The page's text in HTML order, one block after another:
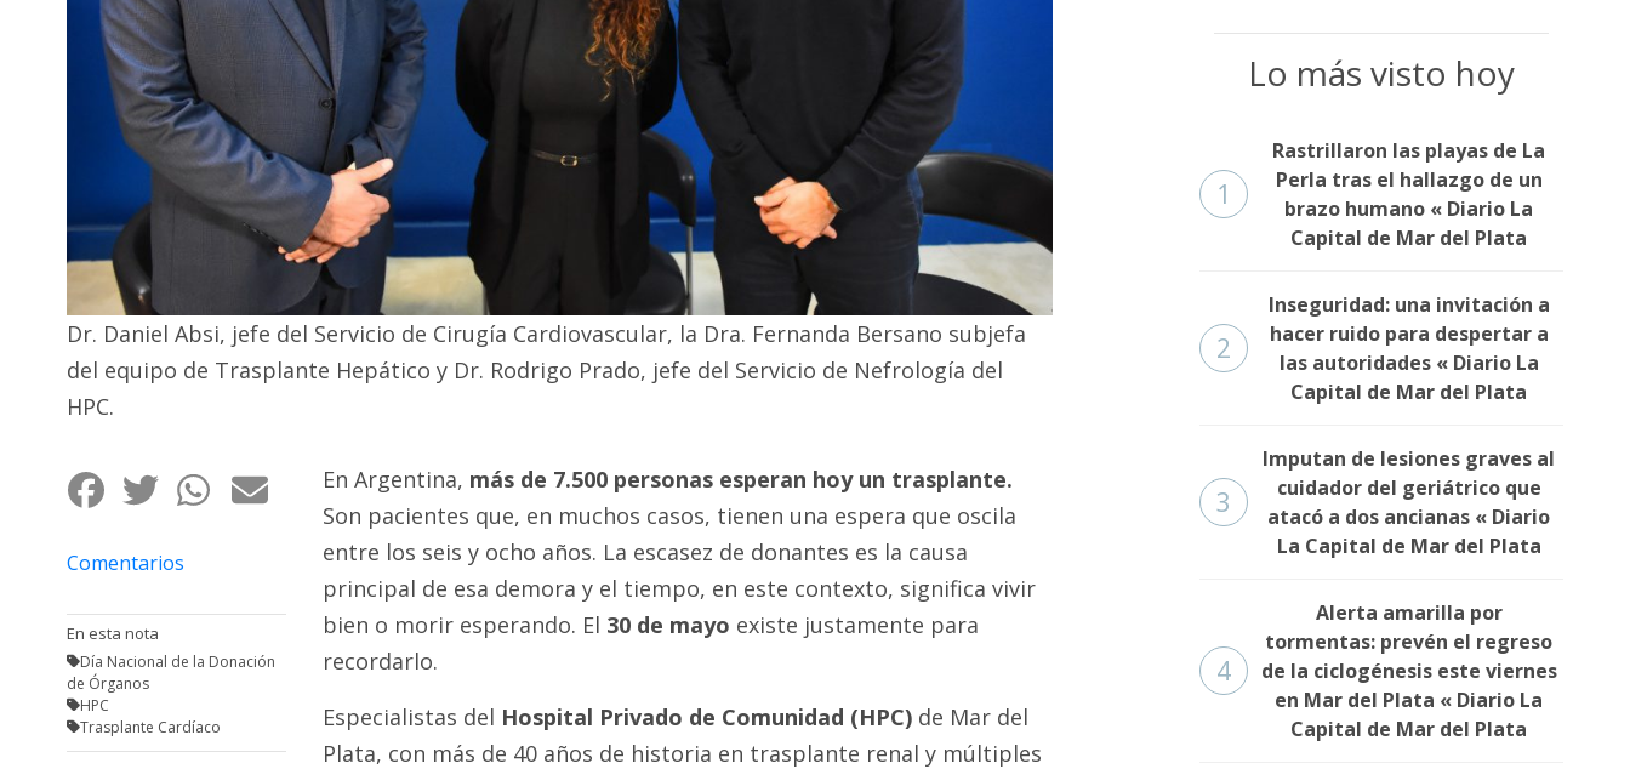
Clasificados
Dr. Daniel Absi, jefe del Servicio de Cirugía Cardiovascular, la Dra. Fernanda Bersano subjefa
del equipo de Trasplante Hepático y Dr. Rodrigo Prado, jefe del Servicio de Nefrología del
HPC.
Comentarios
En esta nota
Día Nacional de la Donación
de Órganos
HPC
Trasplante Cardíaco
En Argentina, más de 7.500 personas esperan hoy un trasplante.
Son pacientes que, en muchos casos, tienen una espera que oscila
entre los seis y ocho años. La escasez de donantes es la causa
principal de esa demora y el tiempo, en este contexto, significa vivir
bien o morir esperando. El 30 de mayo existe justamente para
recordarlo.
Especialistas del Hospital Privado de Comunidad (HPC)de Mar del
Plata, con más de 40 años de historia en trasplante renal y múltiples
Lo más visto hoy
1
Rastrillaron las playas de La
Perla tras el hallazgo de un
brazo humano « Diario La
Capital de Mar del Plata
2
Inseguridad: una invitación a
hacer ruido para despertar a
las autoridades « Diario La
Capital de Mar del Plata
3
Imputan de lesiones graves al
cuidador del geriátrico que
atacó a dos ancianas « Diario
La Capital de Mar del Plata
4
Alerta amarilla por
tormentas: prevén el regreso
de la ciclogénesis este viernes
en Mar del Plata « Diario La
Capital de Mar del Plata